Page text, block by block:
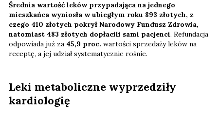
Średnia wartość leków przypadająca na jednego
mieszkańca wyniosła w ubiegłym roku 893 złotych, z
czego 410 złotych pokrył Narodowy Fundusz Zdrowia,
natomiast 483 złotych dopłacili sami pacjenci. Refundacja
odpowiada już za 45,9 proc. wartości sprzedaży leków na
receptę, a jej udział systematycznie rośnie.
Leki metaboliczne wyprzedziły
kardiologię